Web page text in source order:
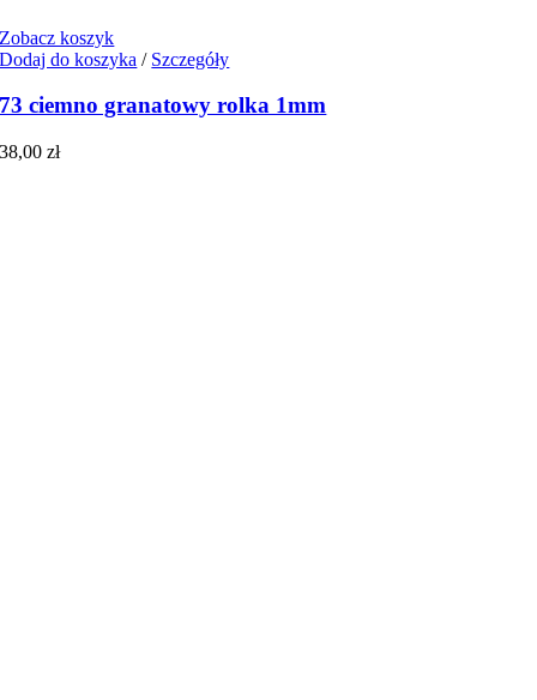
Zobacz koszyk
Dodaj do koszyka / Szczegóły
73 ciemno granatowy rolka 1mm
38,00zł